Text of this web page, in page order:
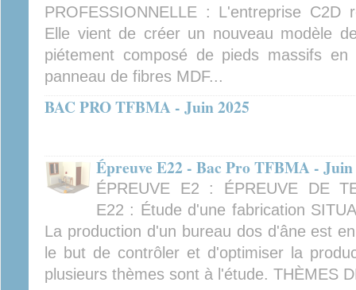
PROFESSIONNELLE : L'entreprise C2D
Elle vient de créer un nouveau modèle
piétement composé de pieds massifs
panneau de fibres MDF...
BAC PRO TFBMA - Juin 2025
Épreuve E22 - Bac Pro TFBMA - Juin
ÉPREUVE E2 : ÉPREUVE DE
E22 : Étude d'une fabrication
La production d'un bureau dos d'âne est
le but de contrôler et d'optimiser la
plusieurs thèmes sont à l'étude. THÈMES